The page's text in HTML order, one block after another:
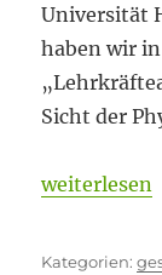
Universität
haben wir
Sicht der
„Staying
weiterlesen